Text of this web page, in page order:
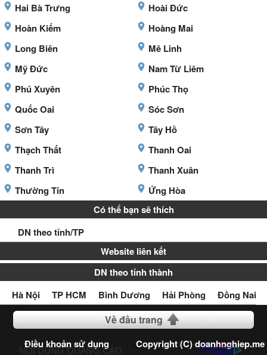
Hai Bà Trưng
Hoài Đức
Hoàn Kiếm
Hoàng Mai
Long Biên
Mê Linh
Mỹ Đức
Nam Từ Liêm
Phú Xuyên
Phúc Thọ
Quốc Oai
Sóc Sơn
Sơn Tây
Tây Hồ
Thạch Thất
Thanh Oai
Thanh Trì
Thanh Xuân
Thường Tín
Ứng Hòa
Có thể bạn sẽ thích
DN theo tỉnh/TP
Website liên kết
DN theo tỉnh thành
Hà Nội
TP HCM Bình Dương Hải Phòng Đồng Nai
Về đầu trang
Điều khoản sử dụng Copyright (C) doanhnghiep.me